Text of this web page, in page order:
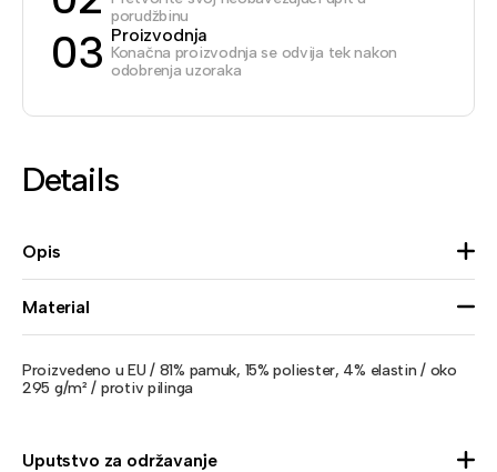
porudžbinu
03 Proizvodnja
Konačna proizvodnja se odvija tek nakon
odobrenja uzoraka
Details
Opis
Material
Proizvedeno u EU / 81% pamuk, 15% poliester, 4% elastin / oko
295 g/m² / protiv pilinga
Uputstvo za održavanje